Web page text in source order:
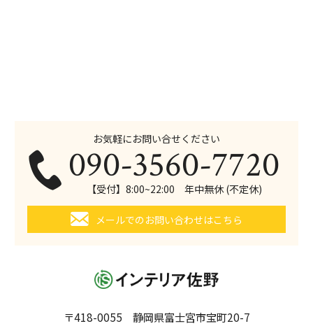
お気軽にお問い合せください
090-3560-7720
【受付】8:00~22:00 年中無休 (不定休)
メールでのお問い合わせはこちら
〒418-0055 静岡県富士宮市宝町20-7